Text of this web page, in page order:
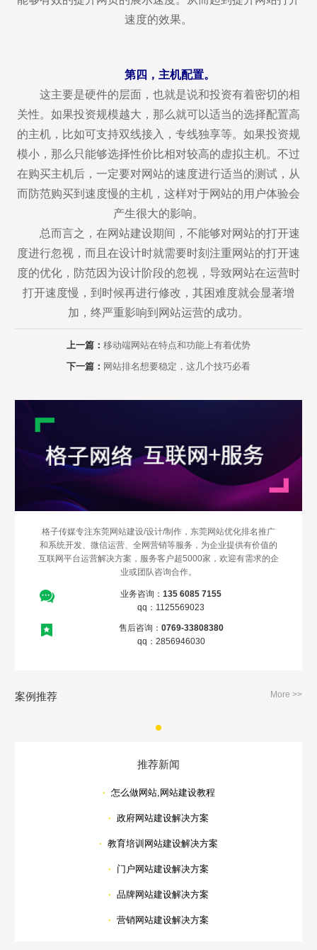
速度的效果。
第四，主机配置。
这主要是硬件的层面，也就是说和投资有着密切的相
关性。如果投资规模越大，那么就可以适当的选择配置高
的主机，比如可支持双线接入，专线独享等。如果投资规
模小，那么只能够选择性价比相对较高的虚拟主机。不过
在购买主机后，一定要对网站的速度进行适当的测试，从
而防范购买到速度慢的主机，这样对于网站的用户体验会
产生很大的影响。
总而言之，在网站建设期间，不能够对网站的打开速
度进行忽视，而且在设计时就需要时刻注重网站的打开速
度的优化，防范因为设计阶段的忽视，导致网站在运营时
打开速度慢，到时候再进行修改，其困难度就会显著增
加，终严重影响到网站运营的成功。
上一篇： 移动端网站在特点和功能上有着优势
下一篇： 网站排名想要稳定，这几个技巧必看
格子传媒专注东莞网站建设/设计/制作，东莞网站优化排名推广
和系统开发、微信运营、全网营销等服务，为企业提供有价值的
互联网平台运营解决方案，服务客户超5000家，欢迎有需求的企
业或团队咨询合作。
业务咨询： 135 6085 7155
qq：1125569023
售后咨询： 0769-33808380
qq：2856946030
案例推荐 More >>
推荐新闻
· 怎么做网站,网站建设教程
· 政府网站建设解决方案
· 教育培训网站建设解决方案
· 门户网站建设解决方案
· 品牌网站建设解决方案
· 营销网站建设解决方案